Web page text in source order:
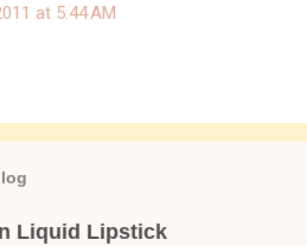
at 5:44 AM
Liquid Lipstick